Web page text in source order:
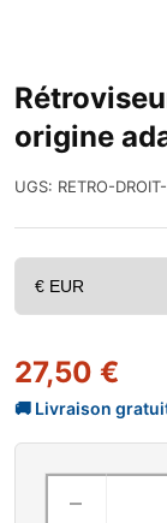
origine
UGS: RETRO-
27,50 €